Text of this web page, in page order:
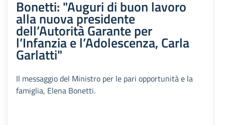
Bonetti: "Auguri di buon lavoro
alla nuova presidente
dell’Autorità Garante per
l’Infanzia e l’Adolescenza, Carla
Garlatti"
Il messaggio del Ministro per le pari opportunità e la
famiglia, Elena Bonetti.